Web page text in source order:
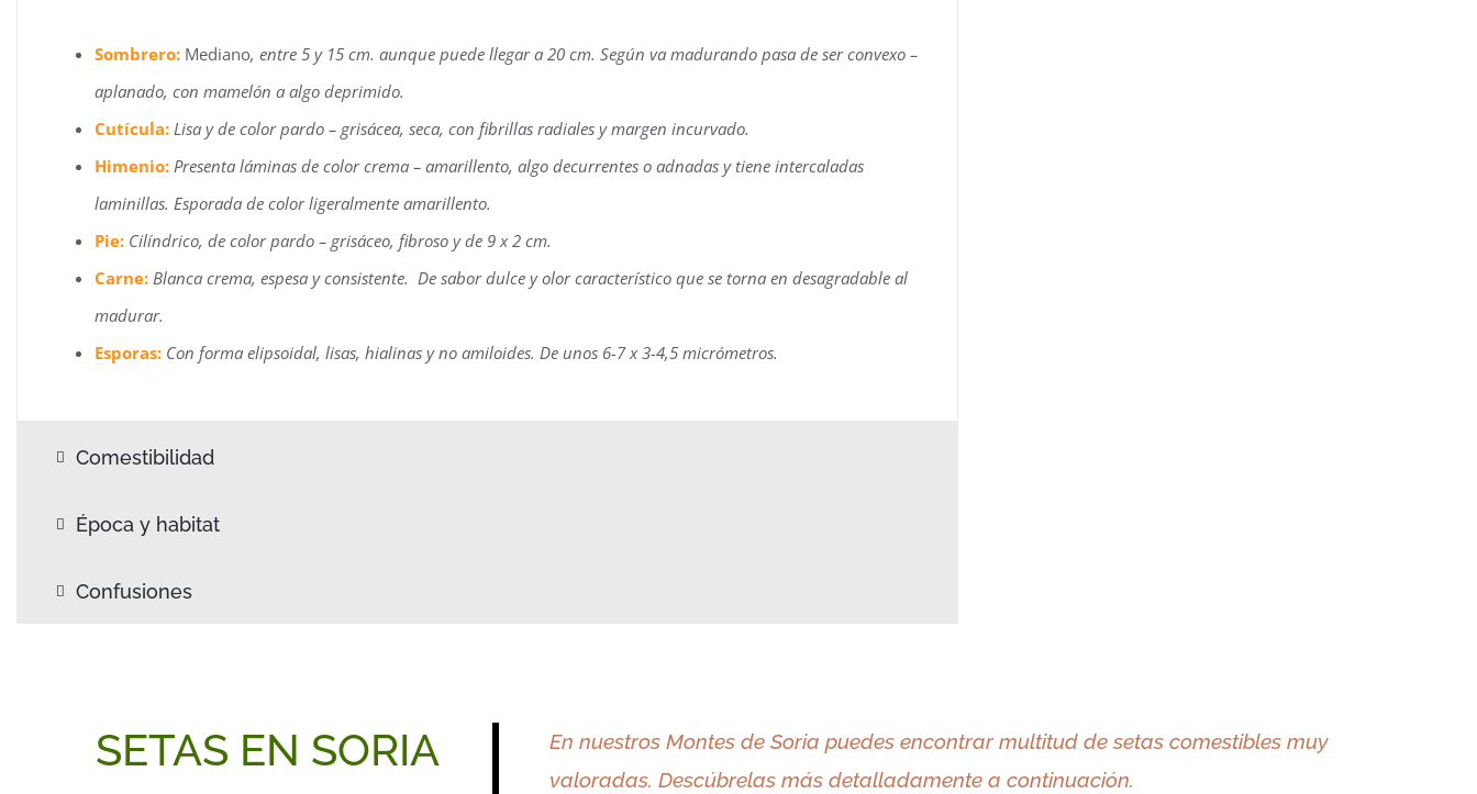
Sombrero: Mediano, entre 5 y 15 cm. aunque puede llegar a 20 cm. Según va madurando pasa de ser convexo –
aplanado, con mamelón a algo deprimido.
Cutícula: Lisa y de color pardo – grisácea, seca, con fibrillas radiales y margen incurvado.
Himenio: Presenta láminas de color crema – amarillento, algo decurrentes o adnadas y tiene intercaladas
laminillas. Esporada de color ligeralmente amarillento.
Pie: Cilíndrico, de color pardo – grisáceo, fibroso y de 9 x 2 cm.
Carne: Blanca crema, espesa y consistente. De sabor dulce y olor característico que se torna en desagradable al
madurar.
Esporas: Con forma elipsoidal, lisas, hialinas y no amiloides. De unos 6-7 x 3-4,5 micrómetros.
Comestibilidad
Época y habitat
Confusiones
SETAS EN SORIA
En nuestros Montes de Soria puedes encontrar multitud de setas comestibles muy
valoradas.Descúbrelas más detalladamente a continuación.